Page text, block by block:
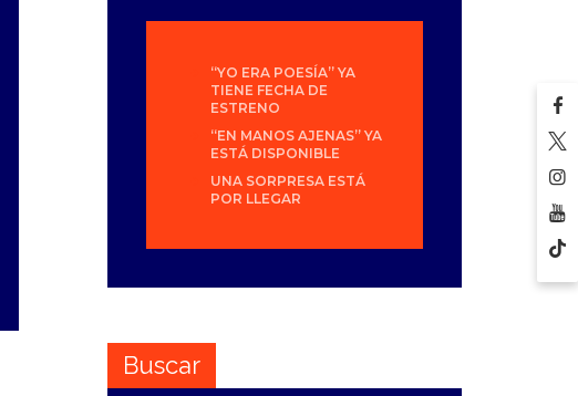
“YO ERA POESÍA” YA
TIENE FECHA DE
ESTRENO
“EN MANOS AJENAS” YA
ESTÁ DISPONIBLE
UNA SORPRESA ESTÁ
POR LLEGAR
Buscar